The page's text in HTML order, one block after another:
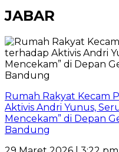
JABAR
Rumah Rakyat Kecam
Aktivis Andri Yunus,
Mencekam” di Depan
Bandung